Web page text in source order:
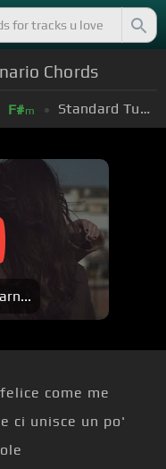
Chords
F#m Standard Tuning (EADGBE)
felice come me
ci unisce un po'